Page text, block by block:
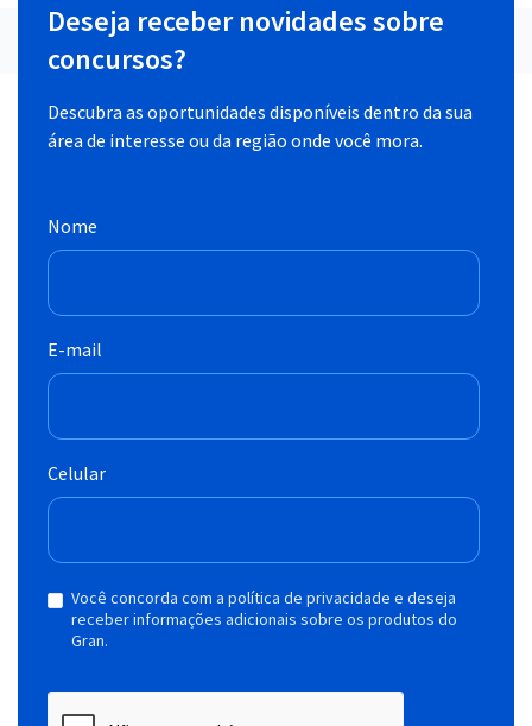
Deseja receber novidades sobre
concursos?
Descubra as oportunidades disponíveis dentro da sua
área de interesse ou da região onde você mora.
Nome
E-mail
Celular
Você concorda com a política de privacidade e deseja
receber informações adicionais sobre os produtos do
Gran.